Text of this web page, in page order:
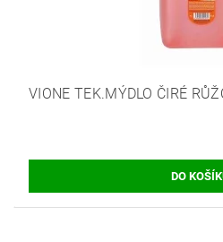
VIONE TEK.MÝDLO ČIRÉ